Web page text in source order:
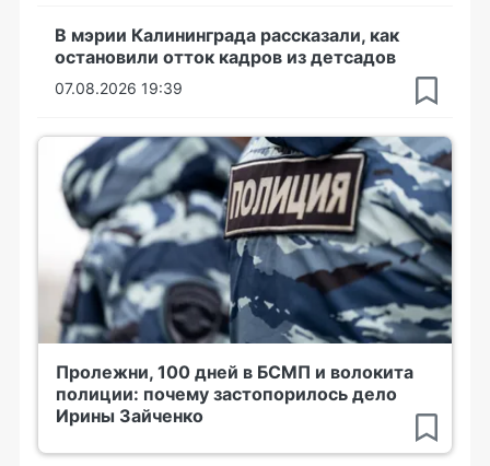
В мэрии Калининграда рассказали, как
остановили отток кадров из детсадов
07.08.2026 19:39
Пролежни, 100 дней в БСМП и волокита
полиции: почему застопорилось дело
Ирины Зайченко